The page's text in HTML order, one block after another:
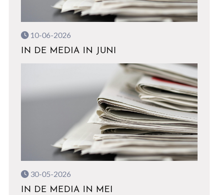
10-06-2026
IN DE MEDIA IN JUNI
30-05-2026
IN DE MEDIA IN MEI